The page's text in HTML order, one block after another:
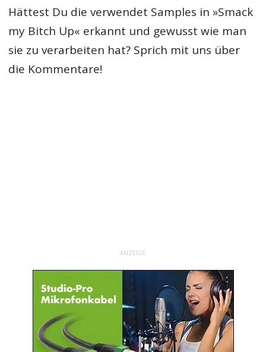
Hättest Du die verwendet Samples in »Smack
my Bitch Up« erkannt und gewusst wie man
sie zu verarbeiten hat? Sprich mit uns über
die Kommentare!
ANZEIGE